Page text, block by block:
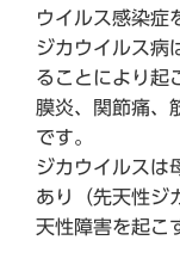
ウイルス感染症
ジカウイルス病
ることにより起
膜炎、関節痛、
です。
ジカウイルスは
あり（先天性ジ
天性障害を起こ